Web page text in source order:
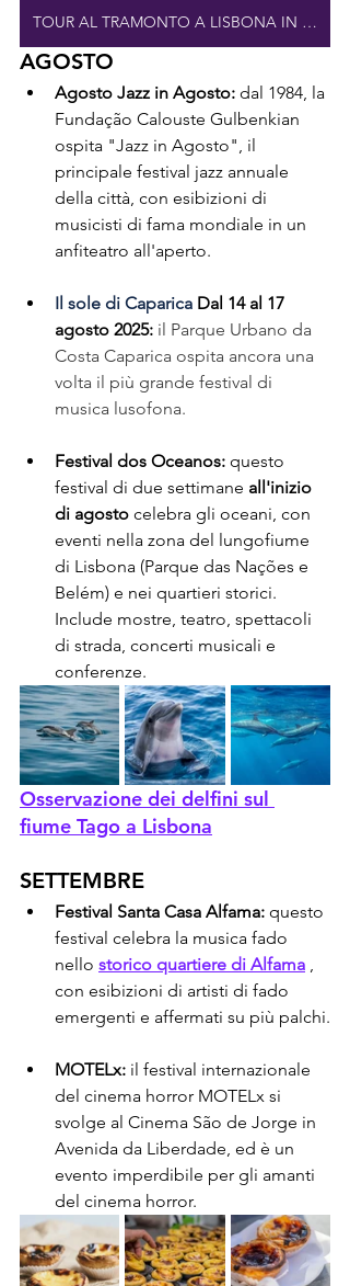
TOUR AL TRAMONTO A LISBONA IN BARCA
AGOSTO
Agosto Jazz in Agosto: dal 1984, la
Fundação Calouste Gulbenkian
ospita "Jazz in Agosto", il
principale festival jazz annuale
della città, con esibizioni di
musicisti di fama mondiale in un
anfiteatro all'aperto.
Il sole di Caparica Dal 14 al 17
agosto 2025: il Parque Urbano da
Costa Caparica ospita ancora una
volta il più grande festival di
musica lusofona.
Festival dos Oceanos: questo
festival di due settimane all'inizio
di agosto celebra gli oceani, con
eventi nella zona del lungofiume
di Lisbona (Parque das Nações e
Belém) e nei quartieri storici.
Include mostre, teatro, spettacoli
di strada, concerti musicali e
conferenze.
Osservazione dei delfini sul
fiume Tago a Lisbona
SETTEMBRE
Festival Santa Casa Alfama: questo
festival celebra la musica fado
nello storico quartiere di Alfama
con esibizioni di artisti di fado
emergenti e affermati su più palchi.
MOTELx: il festival internazionale
del cinema horror MOTELx si
svolge al Cinema São de Jorge in
Avenida da Liberdade, ed è un
evento imperdibile per gli amanti
del cinema horror.